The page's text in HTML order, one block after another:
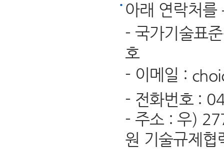
아래 연락처를
- 국가기술표
호
- 이메일 :
- 전화번호 :
- 주소 : 우)
원 기술규제협